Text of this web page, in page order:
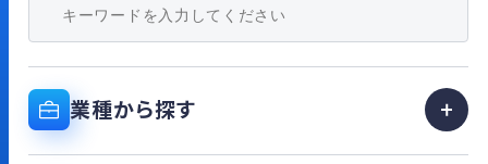
共同プロジェクトを通じてSDGsの達成を
業種から探す